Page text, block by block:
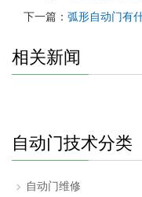
下一篇： 弧形自动门有
相关新闻
自动门技术分类
自动门维修